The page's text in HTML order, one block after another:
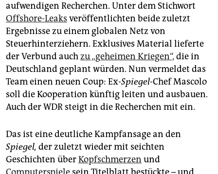
aufwendigen Recherchen. Unter dem Stichwort
Offshore-Leaks veröffentlichten beide zuletzt
Ergebnisse zu einem globalen Netz von
Steuerhinterziehern. Exklusives Material lieferte
der Verbund auchzu „geheimen Kriegen“, die in
Deutschland geplant würden. Nun vermeldet das
Team einen neuen Coup: Ex-Spiegel-Chef Mascolo
soll die Kooperation künftig leiten und ausbauen.
Auch der WDR steigt in die Recherchen mit ein.
Das ist eine deutliche Kampfansage an den
Spiegel, der zuletzt wieder mit seichten
Geschichten überKopfschmerzen und